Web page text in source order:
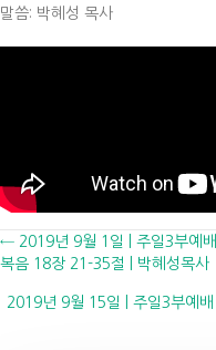
말씀: 박혜성 목사
Posts
navigation
← 2019년 9월 1일 | 주일3부예
복음 18장 21-35절 | 박혜성목사
2019년 9월 15일 | 주일3부예